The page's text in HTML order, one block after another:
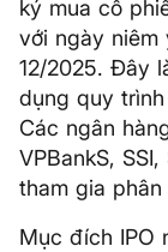
ký mua cổ
với ngày niêm
12/2025. Đây
dụng quy
Các ngân
VPBankS,
tham gia
Mục đích IPO